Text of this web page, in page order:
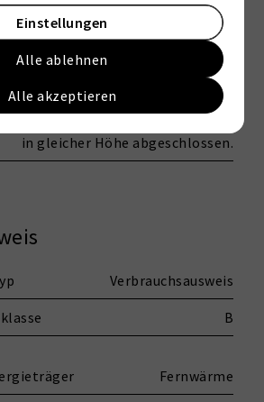
Die Provision ist fällig und
verdient mit Beurkundung des
Kaufvertrages. Wir haben einen
provisionspflichtigen
in gleicher Höhe abgeschlossen.
Verbrauchsausweis
B
Fernwärme
Einstellungen
Alle ablehnen
Alle akzeptieren